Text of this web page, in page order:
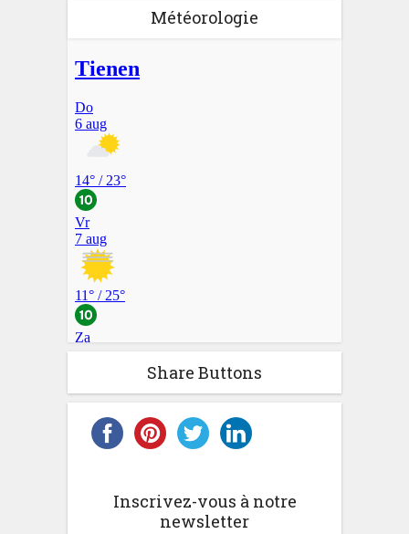
Météorologie
Share Buttons
Inscrivez-vous à notre
newsletter